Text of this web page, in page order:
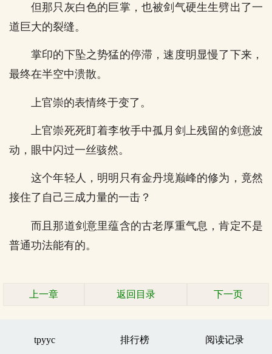
但那只灰白色的巨掌，也被剑气硬生生劈出了一
道巨大的裂缝。
掌印的下坠之势猛的停滞，速度明显慢了下来，
最终在半空中溃散。
上官崇的表情终于变了。
上官崇死死盯着李牧手中孤月剑上残留的剑意波
动，眼中闪过一丝骇然。
这个年轻人，明明只有金丹境巅峰的修为，竟然
接住了自己三成力量的一击？
而且那道剑意里蕴含的古老厚重气息，肯定不是
普通功法能有的。
上一章 返回目录 下一页
tpyyc 排行榜 阅读记录